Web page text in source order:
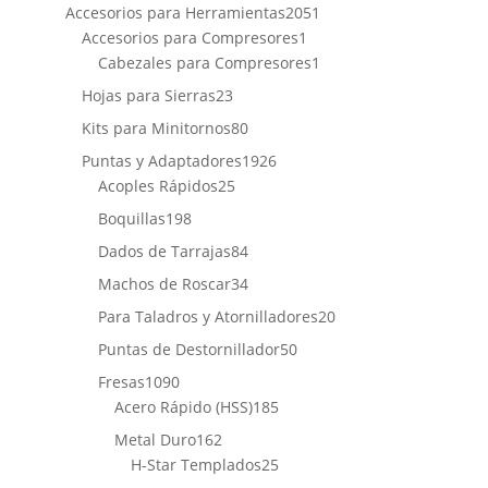
productos
Accesorios para Herramientas2051
Accesorios para Compresores1
producto
Cabezales para Compresores1
Hojas para Sierras2323
productos
Kits para Minitornos8080
productos
Puntas y Adaptadores19261926
Acoples Rápidos2525
Boquillas198198
productos
Dados de Tarrajas8484
productos
Machos de Roscar3434
productos
Para Taladros y Atornilladores2020
Puntas de Destornillador5050
Fresas10901090
productos
Acero Rápido (HSS)185185
Metal Duro162162
productos
H-Star Templados2525